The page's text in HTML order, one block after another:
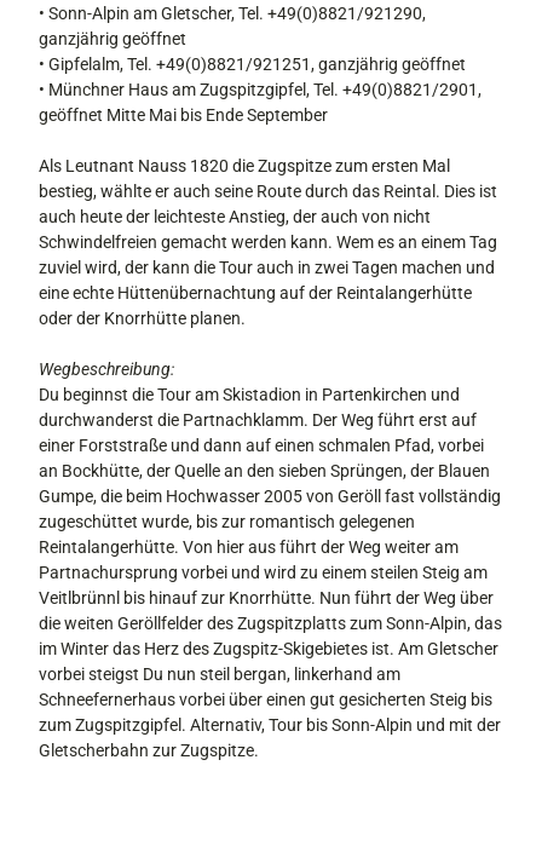
5
.
j
p
g
• Sonn-Alpin am Gletscher, Tel. +49(0)8821/921290,
ganzjährig geöffnet
• Gipfelalm, Tel. +49(0)8821/921251, ganzjährig geöffnet
• Münchner Haus am Zugspitzgipfel, Tel. +49(0)8821/2901,
geöffnet Mitte Mai bis Ende September
Als Leutnant Nauss 1820 die Zugspitze zum ersten Mal
bestieg, wählte er auch seine Route durch das Reintal. Dies ist
auch heute der leichteste Anstieg, der auch von nicht
Schwindelfreien gemacht werden kann. Wem es an einem Tag
zuviel wird, der kann die Tour auch in zwei Tagen machen und
eine echte Hüttenübernachtung auf der Reintalangerhütte
oder der Knorrhütte planen.
Wegbeschreibung:
Du beginnst die Tour am Skistadion in Partenkirchen und
durchwanderst die Partnachklamm. Der Weg führt erst auf
einer Forststraße und dann auf einen schmalen Pfad, vorbei
an Bockhütte, der Quelle an den sieben Sprüngen, der Blauen
Gumpe, die beim Hochwasser 2005 von Geröll fast vollständig
zugeschüttet wurde, bis zur romantisch gelegenen
Reintalangerhütte. Von hier aus führt der Weg weiter am
Partnachursprung vorbei und wird zu einem steilen Steig am
Veitlbrünnl bis hinauf zur Knorrhütte. Nun führt der Weg über
die weiten Geröllfelder des Zugspitzplatts zum Sonn-Alpin, das
im Winter das Herz des Zugspitz-Skigebietes ist. Am Gletscher
vorbei steigst Du nun steil bergan, linkerhand am
Schneefernerhaus vorbei über einen gut gesicherten Steig bis
zum Zugspitzgipfel. Alternativ, Tour bis Sonn-Alpin und mit der
Gletscherbahn zur Zugspitze.